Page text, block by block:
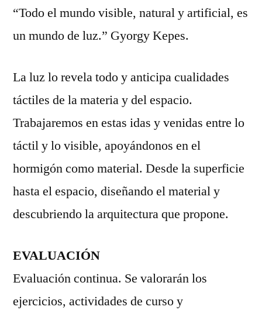
“Todo el mundo visible, natural y artificial, es
un mundo de luz.” Gyorgy Kepes.
La luz lo revela todo y anticipa cualidades
táctiles de la materia y del espacio.
Trabajaremos en estas idas y venidas entre lo
táctil y lo visible, apoyándonos en el
hormigón como material. Desde la superficie
hasta el espacio, diseñando el material y
descubriendo la arquitectura que propone.
EVALUACIÓN
Evaluación continua. Se valorarán los
ejercicios, actividades de curso y